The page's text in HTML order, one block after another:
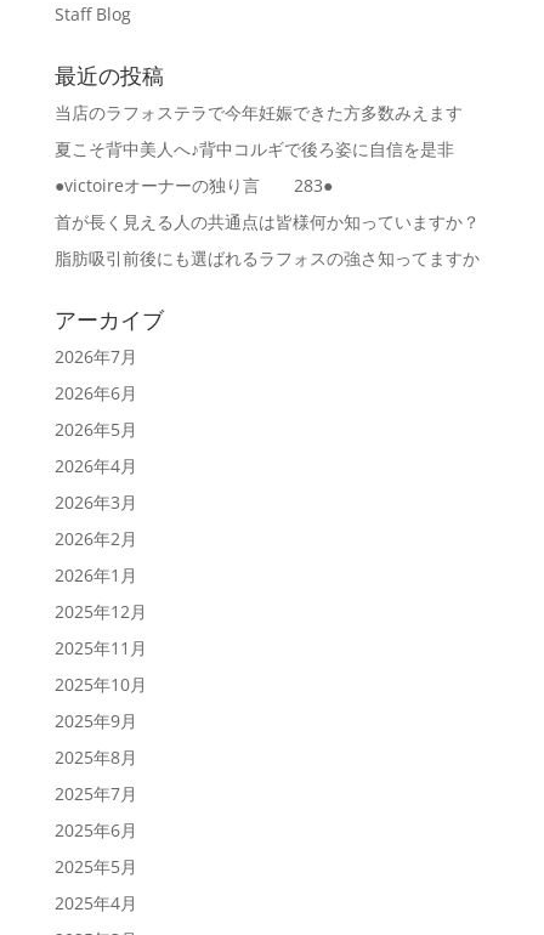
Staff Blog
最近の投稿
当店のラフォステラで今年妊娠できた方多数みえます
夏こそ背中美人へ♪背中コルギで後ろ姿に自信を是非
●victoireオーナーの独り言 283●
首が長く見える人の共通点は皆様何か知っていますか？
脂肪吸引前後にも選ばれるラフォスの強さ知ってますか
アーカイブ
2026年7月
2026年6月
2026年5月
2026年4月
2026年3月
2026年2月
2026年1月
2025年12月
2025年11月
2025年10月
2025年9月
2025年8月
2025年7月
2025年6月
2025年5月
2025年4月